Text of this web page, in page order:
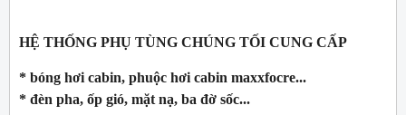
HỆ THỐNG PHỤ TÙNG CHÚNG TỐI CUNG CẤP
* bóng hơi cabin, phuộc hơi cabin maxxfocre...
* đèn pha, ốp gió, mặt nạ, ba đờ sốc...